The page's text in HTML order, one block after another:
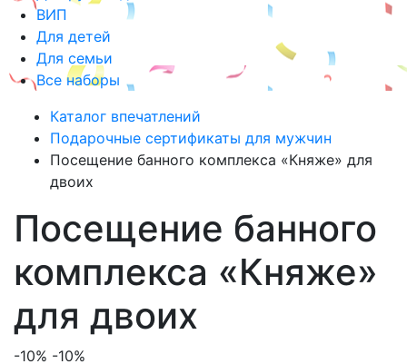
ВИП
Для детей
Для семьи
Все наборы
Каталог впечатлений
Подарочные сертификаты для мужчин
Посещение банного комплекса «Княже» для
двоих
Посещение банного
комплекса «Княже»
для двоих
-10% -10%